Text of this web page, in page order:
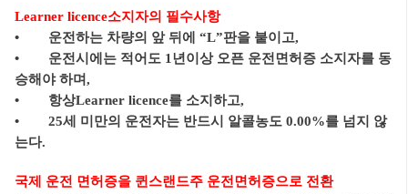
Learner licence소지자의 필수사항
• 운전하는 차량의 앞 뒤에 “L”판을 붙이고,
• 운전시에는 적어도 1년이상 오픈 운전면허증 소지자를 동
승해야 하며,
• 항상Learner licence를 소지하고,
• 25세 미만의 운전자는 반드시 알콜농도 0.00%를 넘지 않
는다.
국제 운전 면허증을 퀸스랜드주 운전면허증으로 전환